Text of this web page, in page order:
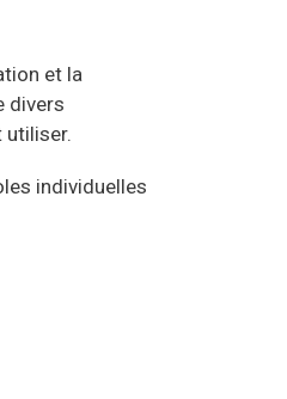
et la
divers
utiliser.
individuelles